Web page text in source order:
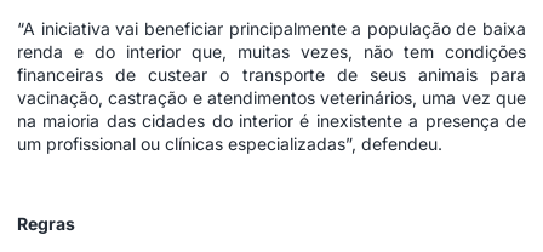
“A iniciativa vai beneficiar principalmente a população de baixa
renda e do interior que, muitas vezes, não tem condições
financeiras de custear o transporte de seus animais para
vacinação, castração e atendimentos veterinários, uma vez que
na maioria das cidades do interior é inexistente a presença de
um profissional ou clínicas especializadas”, defendeu.
Regras